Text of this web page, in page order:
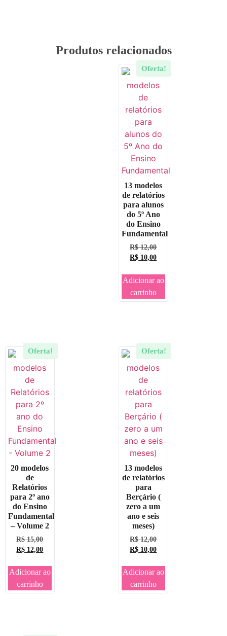
Produtos relacionados
Oferta!
13 modelos
de relatórios
para alunos
do 5º Ano
do Ensino
Fundamental
R$12,00
R$ 10,00
Adicionar ao
carrinho
Oferta!
20 modelos
de
Relatórios
para 2º ano
do Ensino
Fundamental
– Volume 2
R$15,00
R$ 12,00
Adicionar ao
carrinho
Oferta!
13 modelos
de relatórios
para
Berçário (
zero a um
ano e seis
meses)
R$12,00
R$ 10,00
Adicionar ao
carrinho